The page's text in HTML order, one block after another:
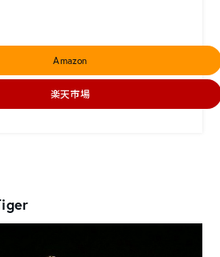
Amazon
楽天市場